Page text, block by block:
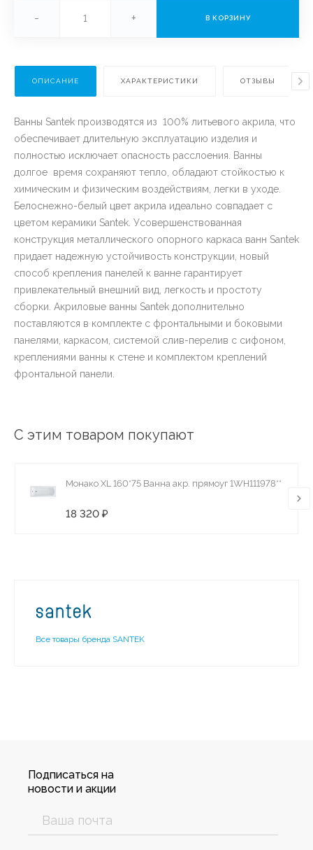
- + В КОРЗИНУ
ОПИСАНИЕ ХАРАКТЕРИСТИКИ ОТЗЫВЫ
Ванны Santek производятся из 100% литьевого акрила, что
обеспечивает длительную эксплуатацию изделия и
полностью исключает опасность расслоения. Ванны
долгое время сохраняют тепло, обладают стойкостью к
химическим и физическим воздействиям, легки в уходе.
Белоснежно-белый цвет акрила идеально совпадает с
цветом керамики Santek. Усовершенствованная
конструкция металлического опорного каркаса ванн Santek
придает надежную устойчивость конструкции, новый
способ крепления панелей к ванне гарантирует
привлекательный внешний вид, легкость и простоту
сборки. Акриловые ванны Santek дополнительно
поставляются в комплекте с фронтальными и боковыми
панелями, каркасом, системой слив-перелив с сифоном,
креплениями ванны к стене и комплектом креплений
фронтальной панели.
С этим товаром покупают
Монако XL 160*75 Ванна акр. прямоуг 1WH111978**
18 320 ₽
Все товары бренда SANTEK
Подписаться на
новости и акции